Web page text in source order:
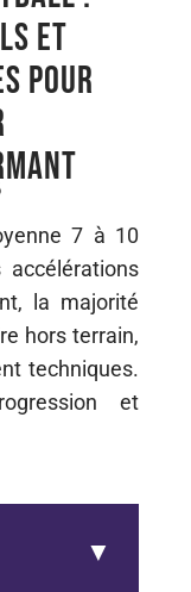
et
pour
7 à 10
la majorité
hors terrain,
techniques.
et